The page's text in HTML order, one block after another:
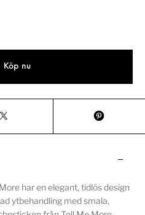
Köp nu
har en elegant, tidlös design
ytbehandling med smala,